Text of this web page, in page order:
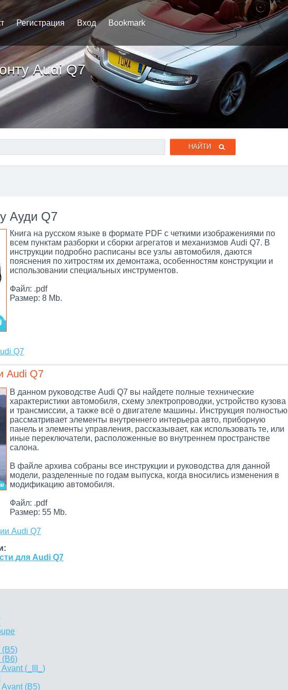
Регистрация Вход Bookmark
Audi Q7
Ауди Q7
Книга на русском языке в формате PDF с четкими изображениями по
всем пунктам разборки и сборки агрегатов и механизмов Audi Q7. В
инструкции подробно расписаны все узлы автомобиля, даются
пояснения по хитростям их демонтажа, особенностям конструкции и
использовании специальных инструментов.
Файл: .pdf
Размер: 8 Mb.
Q7
Audi Q7
В данном руководстве Audi Q7 вы найдете полные технические
характеристики автомобиля, схему электропроводки, устройство кузова
и трансмиссии, а также всё о двигателе машины. Инструкция полностью
рассматривает элементы внутреннего интерьера авто, приборную
панель и элементы управления, рассказывает, как использовать те, или
иные переключатели, расположенные во внутреннем пространстве
салона.
В файле архива собраны все инструкции и руководства для данной
модели, разделенные по годам выпуска, когда вносились изменения в
модификацию автомобиля.
Файл: .pdf
Размер: 55 Mb.
Audi Q7
для Audi Q7
(B5)
(B6)
(_III_)
Avant (B5)